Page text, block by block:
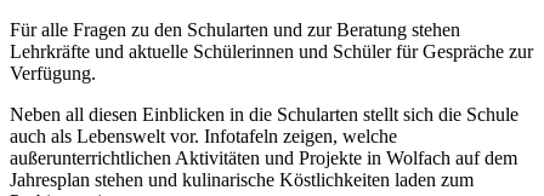
Für alle Fragen zu den Schularten und zur Beratung stehen
Lehrkräfte und aktuelle Schülerinnen und Schüler für Gespräche zur
Verfügung.
Neben all diesen Einblicken in die Schularten stellt sich die Schule
auch als Lebenswelt vor. Infotafeln zeigen, welche
außerunterrichtlichen Aktivitäten und Projekte in Wolfach auf dem
Jahresplan stehen und kulinarische Köstlichkeiten laden zum